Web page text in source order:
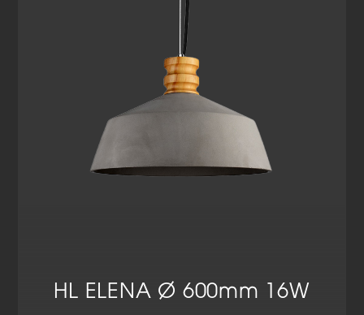
HL ELENA Ø 600mm 16W